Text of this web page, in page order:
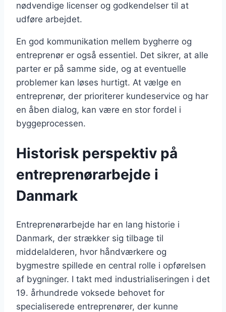
nødvendige licenser og godkendelser til at
udføre arbejdet.
En god kommunikation mellem bygherre og
entreprenør er også essentiel. Det sikrer, at alle
parter er på samme side, og at eventuelle
problemer kan løses hurtigt. At vælge en
entreprenør, der prioriterer kundeservice og har
en åben dialog, kan være en stor fordel i
byggeprocessen.
Historisk perspektiv på
entreprenørarbejde i
Danmark
Entreprenørarbejde har en lang historie i
Danmark, der strækker sig tilbage til
middelalderen, hvor håndværkere og
bygmestre spillede en central rolle i opførelsen
af bygninger. I takt med industrialiseringen i det
19. århundrede voksede behovet for
specialiserede entreprenører, der kunne